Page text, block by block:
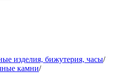
изделия, бижутерия, часы/
камни/